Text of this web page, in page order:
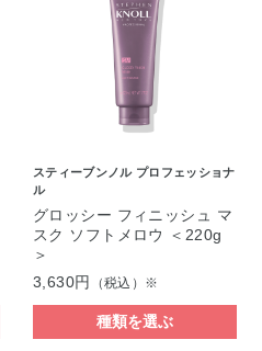
スティーブンノル プロフェッショナ
ル
グロッシー フィニッシュ マ
スク ソフトメロウ ＜220g
＞
3,630円
（税込）※
種類を選ぶ